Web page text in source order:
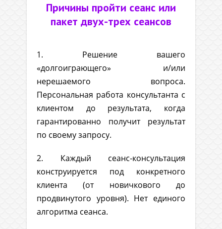
Причины пройти сеанс или
пакет двух-трех сеансов
1. Решение вашего
«долгоиграющего» и/или
нерешаемого вопроса.
Персональная работа консультанта с
клиентом до результата, когда
гарантированно получит результат
по своему запросу.
2. Каждый сеанс-консультация
конструируется под конкретного
клиента (от новичкового до
продвинутого уровня). Нет единого
алгоритма сеанса.